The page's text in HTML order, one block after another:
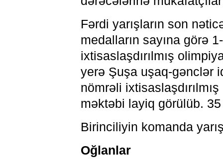
Fərdi yarışların son
medalların sayına görə
ixtisaslaşdırılmış
yerə Şuşa uşaq-gənclər
nömrəli
məktəbi layiq görülüb.
Birinciliyin komanda
Oğlanlar